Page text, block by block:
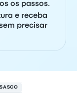
os passos.
e receba
precisar